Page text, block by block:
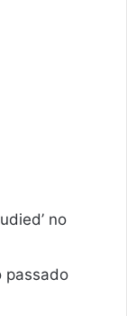
no
passado